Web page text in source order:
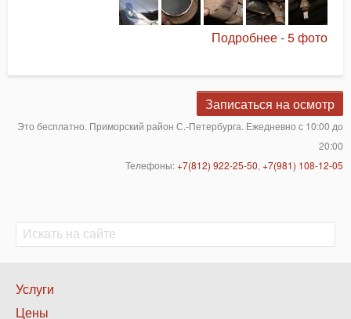
Подробнее - 5 фото
Записаться на осмотр
Это бесплатно. Приморский район С.-Петербурга. Ежедневно с 10:00 до
20:00
Телефоны:+7(812) 922-25-50, +7(981) 108-12-05
Поиск
Поиск
Нижнее
меню
Услуги
Цены